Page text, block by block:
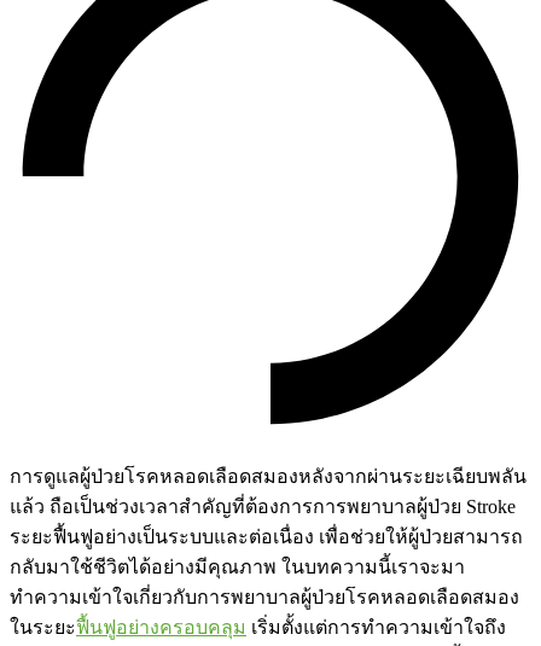
การดูแลผู้ป่วยโรคหลอดเลือดสมองหลังจากผ่านระยะเฉียบพลัน
แล้ว ถือเป็นช่วงเวลาสำคัญที่ต้องการการพยาบาลผู้ป่วย Stroke
ระยะฟื้นฟูอย่างเป็นระบบและต่อเนื่อง เพื่อช่วยให้ผู้ป่วยสามารถ
กลับมาใช้ชีวิตได้อย่างมีคุณภาพ ในบทความนี้เราจะมา
ทำความเข้าใจเกี่ยวกับการพยาบาลผู้ป่วยโรคหลอดเลือดสมอง
ในระยะฟื้นฟูอย่างครอบคลุม เริ่มตั้งแต่การทำความเข้าใจถึง